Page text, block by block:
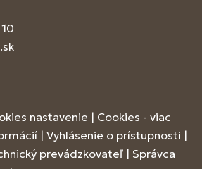
nastavenie | Cookies - viac
| Vyhlásenie o prístupnosti |
prevádzkovateľ | Správca